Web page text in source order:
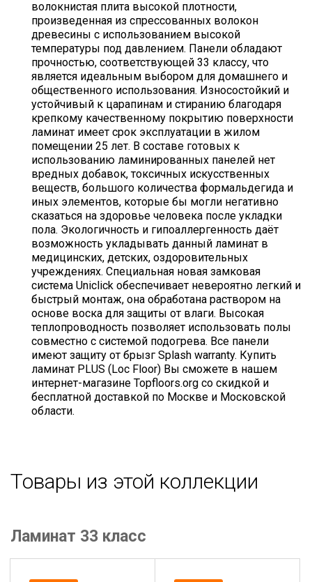
волокнистая плита высокой плотности,
произведенная из спрессованных волокон
древесины с использованием высокой
температуры под давлением. Панели обладают
прочностью, соответствующей 33 классу, что
является идеальным выбором для домашнего и
общественного использования. Износостойкий и
устойчивый к царапинам и стиранию благодаря
крепкому качественному покрытию поверхности
ламинат имеет срок эксплуатации в жилом
помещении 25 лет. В составе готовых к
использованию ламинированных панелей нет
вредных добавок, токсичных искусственных
веществ, большого количества формальдегида и
иных элементов, которые бы могли негативно
сказаться на здоровье человека после укладки
пола. Экологичность и гипоаллергенность даёт
возможность укладывать данный ламинат в
медицинских, детских, оздоровительных
учреждениях. Специальная новая замковая
система Uniclick обеспечивает невероятно легкий и
быстрый монтаж, она обработана раствором на
основе воска для защиты от влаги. Высокая
теплопроводность позволяет использовать полы
совместно с системой подогрева. Все панели
имеют защиту от брызг Splash warranty. Купить
ламинат PLUS (Loc Floor) Вы сможете в нашем
интернет-магазине Topfloors.org со скидкой и
бесплатной доставкой по Москве и Московской
области.
Товары из этой коллекции
Ламинат 33 класс